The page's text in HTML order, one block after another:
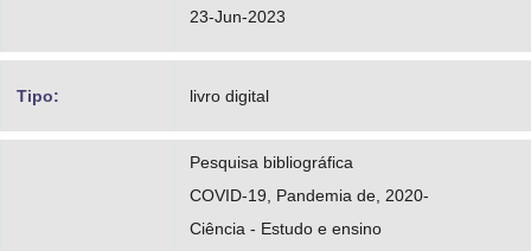
23-Jun-2023
Tipo: livro digital
Pesquisa bibliográfica
COVID-19, Pandemia de, 2020-
Ciência - Estudo e ensino